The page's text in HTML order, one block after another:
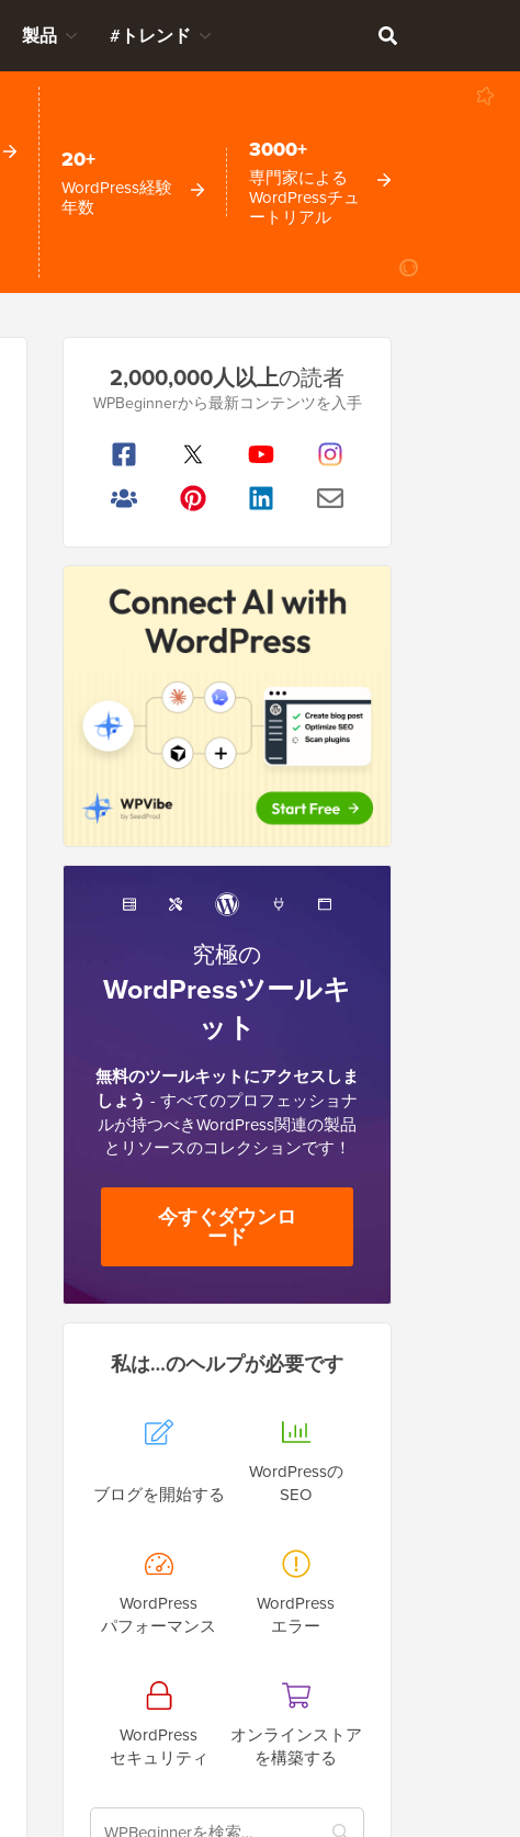
製品 #トレンド
20+
WordPress経験
年数
3000+
専門家による
WordPressチュ
ートリアル
サ
ー
2,000,000人以上の読者
WPBeginnerから最新コンテンツを入手
究極の
WordPressツールキ
ット
無料のツールキットにアクセスしま
しょう - すべてのプロフェッショナ
ルが持つべきWordPress関連の製品
とリソースのコレクションです！
今すぐダウンロ
ード
私は…のヘルプが必要です
ブログを開始する
WordPressの
SEO
WordPress
パフォーマンス
WordPress
エラー
WordPress
セキュリティ
オンラインストア
を構築する